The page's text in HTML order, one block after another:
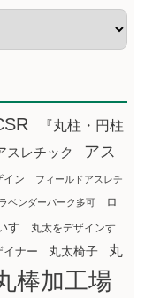
『丸柱・円柱
スレチック
アス
イン フィールドアスレチ
ラベンダーパーク多可
ロ
す
丸太をデザインす
イナー 丸太椅子 丸
棒加工場